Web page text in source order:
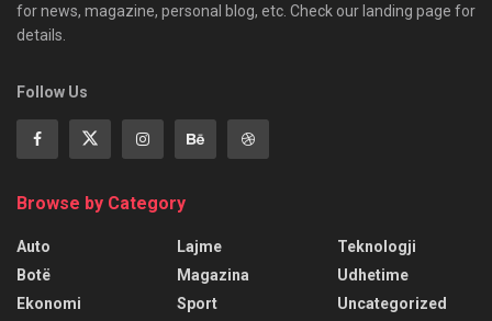
for news, magazine, personal blog, etc. Check our landing page for
details.
Follow Us
Browse by Category
Auto
Botë
Ekonomi
Lajme
Magazina
Sport
Teknologji
Udhetime
Uncategorized